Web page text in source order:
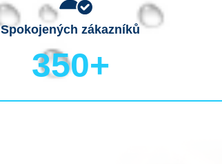
Spokojených zákazníků
350+